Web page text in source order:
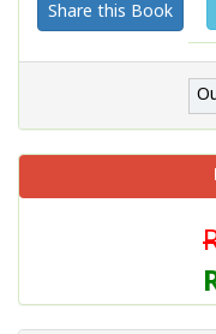
Share this Book